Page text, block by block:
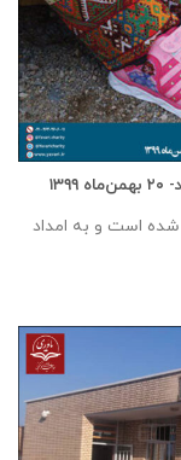
است و به امداد